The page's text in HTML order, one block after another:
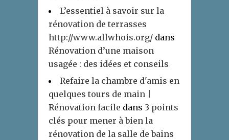
L’essentiel à savoir sur la
rénovation de terrasses
http://www.allwhois.org/ dans
Rénovation d’une maison
usagée : des idées et conseils
Refaire la chambre d'amis en
quelques tours de main |
Rénovation facile dans 3 points
clés pour mener à bien la
rénovation de la salle de bains